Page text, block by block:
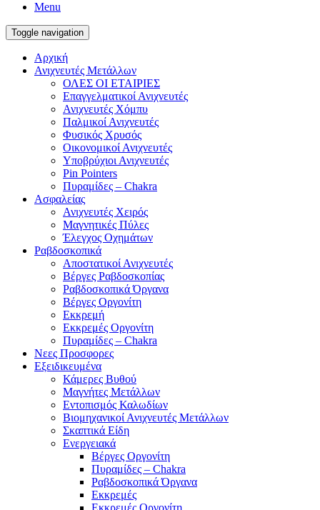
Menu
Toggle navigation
Αρχική
Ανιχνευτές Μετάλλων
ΟΛΕΣ ΟΙ ΕΤΑΙΡΙΕΣ
Επαγγελματικοί Ανιχνευτές
Ανιχνευτές Χόμπυ
Παλμικοί Ανιχνευτές
Φυσικός Χρυσός
Οικονομικοί Ανιχνευτές
Υποβρύχιοι Ανιχνευτές
Pin Pointers
Πυραμίδες – Chakra
Ασφαλείας
Ανιχνευτές Χειρός
Μαγνητικές Πύλες
Έλεγχος Οχημάτων
Ραβδοσκοπικά
Αποστατικοί Ανιχνευτές
Βέργες Ραβδοσκοπίας
Ραβδοσκοπικά Όργανα
Βέργες Οργονίτη
Εκκρεμή
Εκκρεμές Οργονίτη
Πυραμίδες – Chakra
Νεες Προσφορες
Εξειδικευμένα
Κάμερες Βυθού
Μαγνήτες Μετάλλων
Εντοπισμός Καλωδίων
Βιομηχανικοί Ανιχνευτές Μετάλλων
Σκαπτικά Είδη
Ενεργειακά
Βέργες Οργονίτη
Πυραμίδες – Chakra
Ραβδοσκοπικά Όργανα
Εκκρεμές